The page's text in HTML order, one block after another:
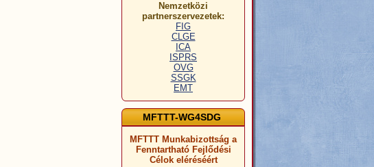
Nemzetközi
partnerszervezetek:
FIG
CLGE
ICA
ISPRS
OVG
SSGK
EMT
MFTTT-WG4SDG
MFTTT Munkabizottság a
Fenntartható Fejlődési
Célok eléréséért